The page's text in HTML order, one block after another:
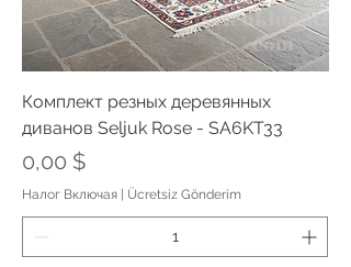
Комплект резных деревянных
диванов Seljuk Rose - SA6KT33
Цена
0,00 $
Налог Включая | Ücretsiz Gönderim